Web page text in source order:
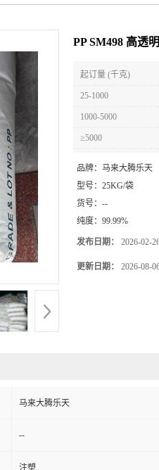
PP SM498 高透
起订量 (千克)
25-1000
1000-5000
≥5000
品牌： 马来大腾乐天
型号： 25KG/袋
货号： --
纯度： 99.99%
发布日期： 2026-02-
更新日期： 2026-08-
马来大腾乐天
--
注塑